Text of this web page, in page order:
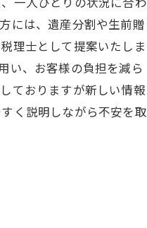
には、遺産分割や生前贈
理士として提案いたしま
い、お客様の負担を減ら
ておりますが新しい情報
く説明しながら不安を取